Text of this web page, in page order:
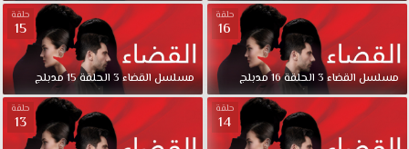
حلقة
16
مسلسلالقضاء3 الحلقة16مدبلج
حلقة
15
مسلسلالقضاء3 الحلقة15مدبلج
حلقة
14
حلقة
13